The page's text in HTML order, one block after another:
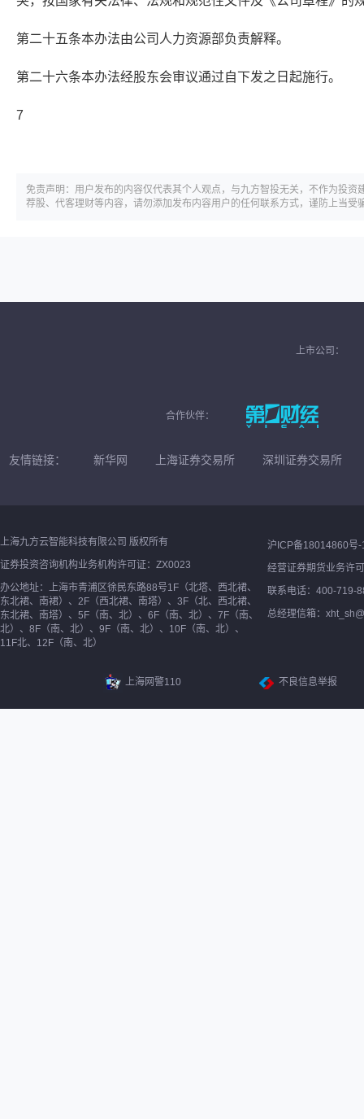
第二十五条本办法由公司人力资源部负责解释。
第二十六条本办法经股东会审议通过自下发之日起施行。
7
免责声明：用户发布的内容仅代表其个人观点，与九方智投无关，不作为投
荐股、代客理财等内容，请勿添加发布内容用户的任何联系方式，谨防上当受
上市公司：
合作伙伴：
友情链接： 新华网 上海证券交易所 深圳证券交易所
上海九方云智能科技有限公司 版权所有
证券投资咨询机构业务机构许可证：ZX0023
办公地址：上海市青浦区徐民东路88号1F（北塔、西北裙、
东北裙、南裙）、2F（西北裙、南塔）、3F（北、西北裙、
东北裙、南塔）、5F（南、北）、6F（南、北）、7F（南、
北）、8F（南、北）、9F（南、北）、10F（南、北）、
11F北、12F（南、北）
沪ICP备18014860号-
经营证券期货业务许
联系电话：400-719-
总经理信箱：
上海网警110 不良信息举报